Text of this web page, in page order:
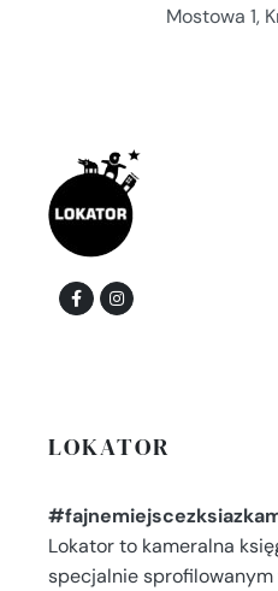
Mostowa 1,
LOKATOR
Lokator to kameralna
specjalnie sprofilowanym